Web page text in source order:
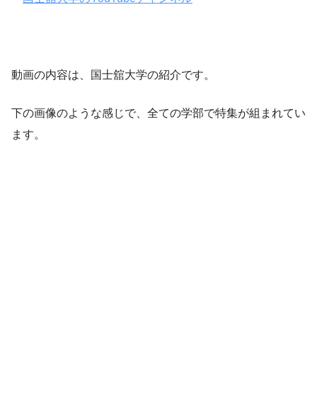
動画の内容は、国士舘大学の紹介です。
下の画像のような感じで、全ての学部で特集が組まれてい
ます。